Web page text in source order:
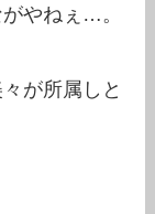
やねぇ…。
が所属しと